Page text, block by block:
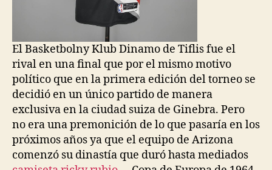
El Basketbolny Klub Dinamo de Tiflis fue el
rival en una final que por el mismo motivo
político que en la primera edición del torneo se
decidió en un único partido de manera
exclusiva en la ciudad suiza de Ginebra. Pero
no era una premonición de lo que pasaría en los
próximos años ya que el equipo de Arizona
comenzó su dinastía que duró hasta mediados